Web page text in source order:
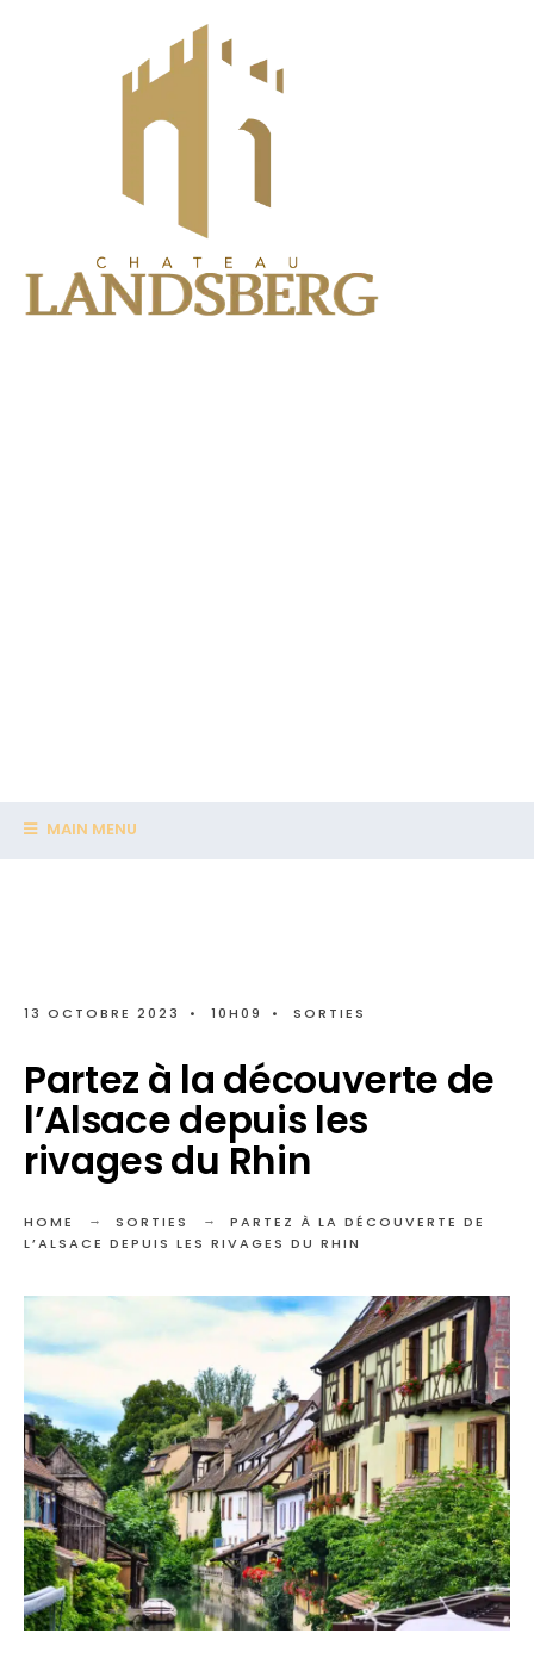
MAIN MENU
13 OCTOBRE 2023 • 10H09 • SORTIES
Partez à la découverte de
l’Alsace depuis les
rivages du Rhin
HOME SORTIES
PARTEZ À LA DÉCOUVERTE DE
L’ALSACE DEPUIS LES RIVAGES DU RHIN